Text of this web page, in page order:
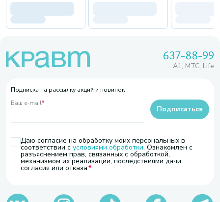
637-88-99
A1, МТС, Life
Подписка на рассылку акций и новинок
Ваш e-mail*
Даю согласие на обработку моих персональных в
соответствии с условиями обработки. Ознакомлен с
разъяснением прав, связанных с обработкой,
механизмом их реализации, последствиями дачи
согласия или отказа.
Подписаться